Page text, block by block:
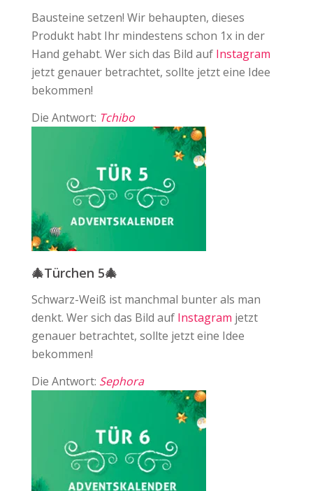
Bausteine setzen! Wir behaupten, dieses
Produkt habt Ihr mindestens schon 1x in der
Hand gehabt. Wer sich das Bild auf ⁠ Instagram
jetzt genauer betrachtet, sollte jetzt eine Idee
bekommen!
Die Antwort: Tchibo
🎄Türchen 5🎄
Schwarz-Weiß ist manchmal bunter als man
denkt. Wer sich das Bild auf ⁠ Instagram jetzt
genauer betrachtet, sollte jetzt eine Idee
bekommen!
Die Antwort: Sephora